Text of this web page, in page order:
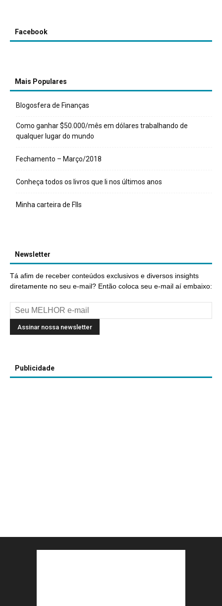
Facebook
Mais Populares
Blogosfera de Finanças
Como ganhar $50.000/mês em dólares trabalhando de
qualquer lugar do mundo
Fechamento – Março/2018
Conheça todos os livros que li nos últimos anos
Minha carteira de FIIs
Newsletter
Tá afim de receber conteúdos exclusivos e diversos insights
diretamente no seu e-mail? Então coloca seu e-mail aí embaixo:
Publicidade